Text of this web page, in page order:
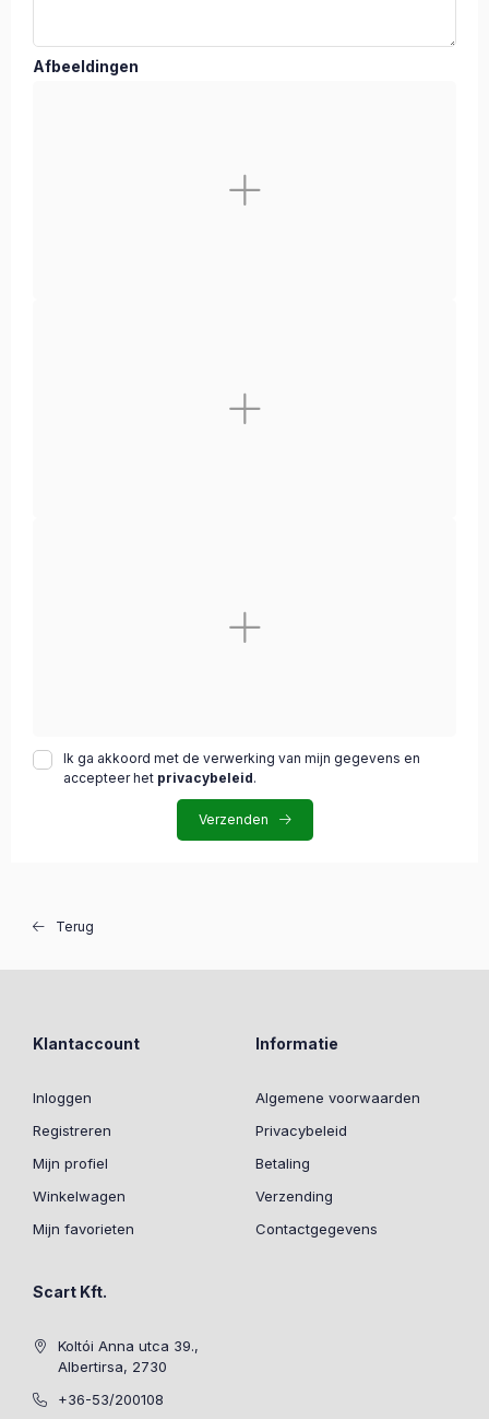
Afbeeldingen
Ik ga akkoord met de verwerking van mijn gegevens en
accepteer het privacybeleid.
Verzenden
Terug
Klantaccount
Inloggen
Registreren
Mijn profiel
Winkelwagen
Mijn favorieten
Informatie
Algemene voorwaarden
Privacybeleid
Betaling
Verzending
Contactgegevens
Scart Kft.
Koltói Anna utca 39.,
Albertirsa, 2730
+36-53/200108